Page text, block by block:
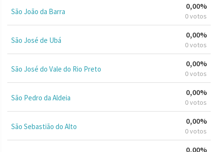
São João da Barra
0,00%
0 votos
São José de Ubá
0,00%
0 votos
São José do Vale do Rio Preto
0,00%
0 votos
São Pedro da Aldeia
0,00%
0 votos
São Sebastião do Alto
0,00%
0 votos
0,00%